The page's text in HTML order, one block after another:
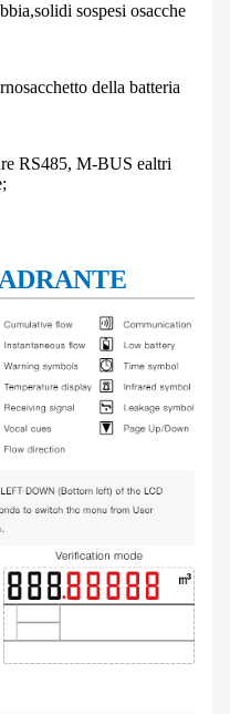
solidi sospesi osacche
sacchetto della batteria
RS485, M-BUS ealtri